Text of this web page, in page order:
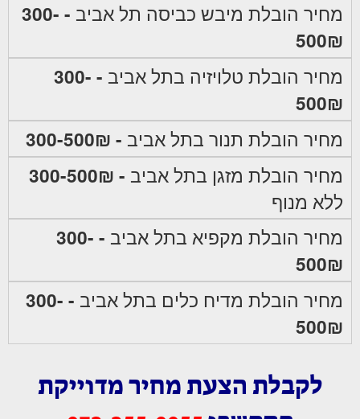
מחיר הובלת מיבש כביסה תל אביב
- 300-
500₪
מחיר הובלת טלויזיה בתל אביב
- 300-
500₪
מחיר הובלת תנור בתל אביב - 300-500₪
מחיר הובלת מזגן בתל אביב - 300-500₪
ללא מנוף
מחיר הובלת מקפיא בתל אביב
- 300-
500₪
מחיר הובלת מדיח כלים בתל אביב
- 300-
500₪
לקבלת הצעת מחיר מדוייקת